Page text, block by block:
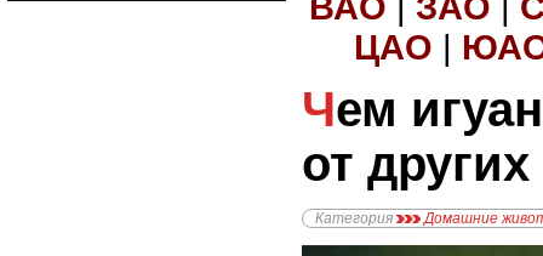
ЦАО |
Чем игуаны отличаются
от
Категория Домашние